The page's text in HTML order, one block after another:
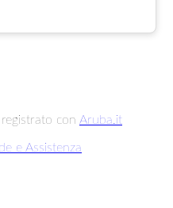
con Aruba.it
e Assistenza